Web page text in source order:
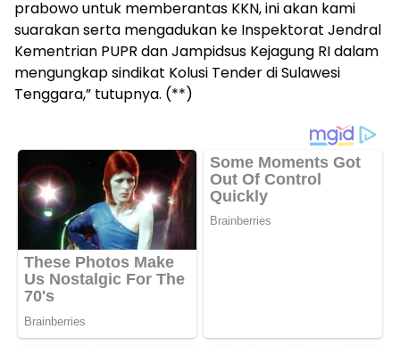
prabowo untuk memberantas KKN, ini akan kami
suarakan serta mengadukan ke Inspektorat Jendral
Kementrian PUPR dan Jampidsus Kejagung RI dalam
mengungkap sindikat Kolusi Tender di Sulawesi
Tenggara,” tutupnya. (**)